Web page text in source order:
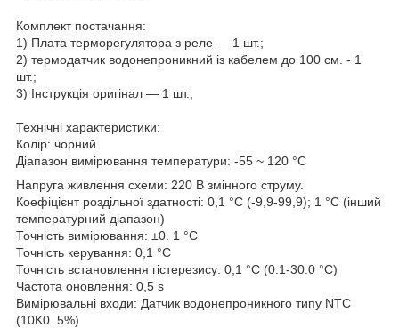
Комплект постачання:
1) Плата терморегулятора з реле — 1 шт.;
2) термодатчик водонепроникний із кабелем до 100 см. - 1
шт.;
3) Інструкція оригінал — 1 шт.;
Технічні характеристики:
Колір: чорний
Діапазон вимірювання температури: -55 ~ 120 °C
Напруга живлення схеми: 220 В змінного струму.
Коефіцієнт роздільної здатності: 0,1 °C (-9,9-99,9); 1 °C (інший
температурний діапазон)
Точність вимірювання: ±0. 1 °C
Точність керування: 0,1 °C
Точність встановлення гістерезису: 0,1 °C (0.1-30.0 °C)
Частота оновлення: 0,5 s
Вимірювальні входи: Датчик водонепроникного типу NTC
(10K0. 5%)